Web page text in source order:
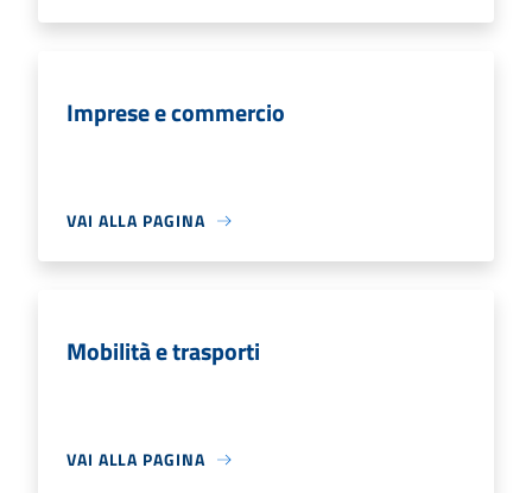
Imprese e commercio
VAI ALLA PAGINA
Mobilità e trasporti
VAI ALLA PAGINA